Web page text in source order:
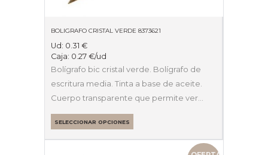
BOLIGRAFO CRISTAL VERDE 8373621
Ud: 0.31 €
Caja: 0.27 €/ud
Bolígrafo bic cristal verde. Bolígrafo de
escritura media. Tinta a base de aceite.
Cuerpo transparente que permite ver…
SELECCIONAR OPCIONES